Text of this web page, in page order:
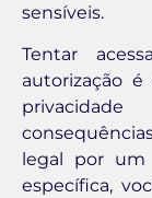
sensíveis.
Tentar
autorização
legal por um
específica,